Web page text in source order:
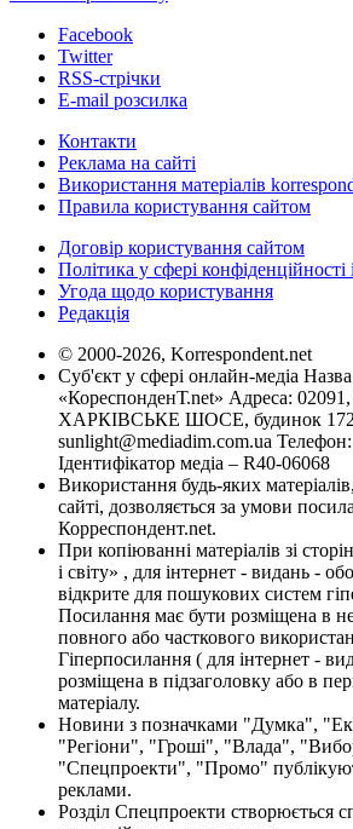
Facebook
Twitter
RSS-стрічки
E-mail розсилка
Контакти
Реклама на сайті
Використання матеріалів
Правила користування сайтом
Договір користування сайтом
Політика у сфері
Угода щодо користування
Редакція
© 2000-2026, Korrespondent.net
Суб'єкт у сфері онлайн-медіа
«КореспонденТ.net» Адреса: 02091,
ХАРКІВСЬКЕ ШОСЕ, будинок 172-
sunlight@mediadim.com.ua
Ідентифікатор медіа – R40-06068
Використання будь-яких
сайті, дозволяється за умови
Корреспондент.net.
При копіюванні матеріалів зі
і світу» , для інтернет - видань -
відкрите для пошукових систем
Посилання має бути розміщена в
повного або часткового
Гіперпосилання ( для інтернет -
розміщена в підзаголовку або в
матеріалу.
Новини з позначками "Думка",
"Регіони", "Гроші", "Влада",
"Спецпроекти", "Промо"
реклами.
Розділ Спецпроекти створюється